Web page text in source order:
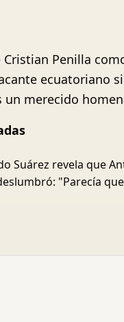
Penilla
ecuatoriano
merecido
Suárez revela que
"Parecía